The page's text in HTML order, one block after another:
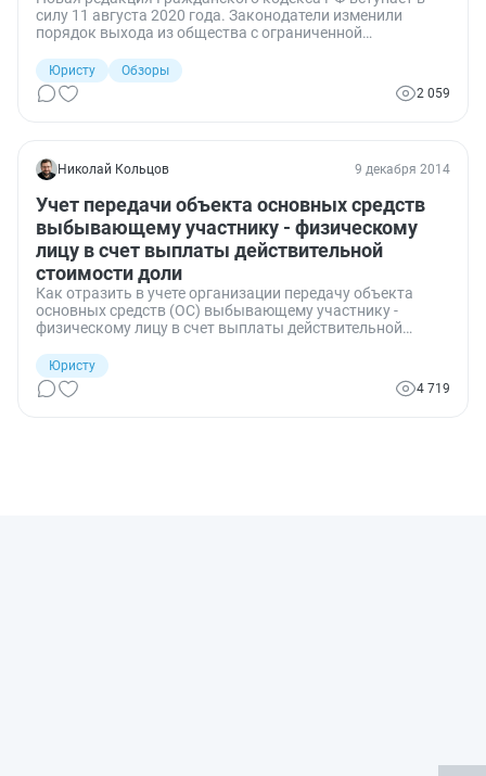
силу 11 августа 2020 года. Законодатели изменили
порядок выхода из общества с ограниченной
Юристу
Обзоры
2 059
Николай Кольцов 9 декабря 2014
Учет передачи объекта основных средств
выбывающему участнику - физическому
лицу в счет выплаты действительной
стоимости доли
Как отразить в учете организации передачу объекта
основных средств (ОС) выбывающему участнику -
физическому лицу в счет выплаты действительной
этого участника на момент выхода из ООО меньше ее
номинальной стоимости?
Юристу
4 719